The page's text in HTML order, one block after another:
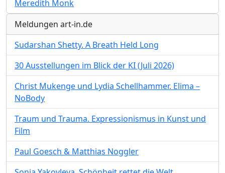
Meredith Monk
Meldungen art-in.de
Sudarshan Shetty. A Breath Held Long
30 Ausstellungen im Blick der KI (Juli 2026)
Christ Mukenge und Lydia Schellhammer. Elima –
NoBody
Traum und Trauma. Expressionismus in Kunst und
Film
Paul Goesch & Matthias Noggler